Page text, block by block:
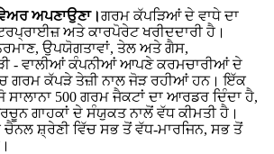
ਅਪਣਾਉਣਾ।ਗਰਮ ਕੱਪੜਿਆਂ ਦੇ ਵਾਧੇ ਦਾ
ਅਤੇ ਕਾਰਪੋਰੇਟ ਖਰੀਦਦਾਰੀ ਹੈ।
ਉਪਯੋਗਤਾਵਾਂ, ਤੇਲ ਅਤੇ ਗੈਸ,
- ਵਾਲੀਆਂ ਕੰਪਨੀਆਂ ਆਪਣੇ ਕਰਮਚਾਰੀਆਂ ਦੇ
ਗਰਮ ਕੱਪੜੇ ਤੇਜ਼ੀ ਨਾਲ ਜੋੜ ਰਹੀਆਂ ਹਨ। ਇੱਕ
500 ਗਰਮ ਜੈਕਟਾਂ ਦਾ ਆਰਡਰ ਦਿੰਦਾ ਹੈ,
ਗਾਹਕਾਂ ਦੇ ਸੰਯੁਕਤ ਨਾਲੋਂ ਵੱਧ ਕੀਮਤੀ ਹੈ।
ਸ਼੍ਰੇਣੀ ਵਿੱਚ ਸਭ ਤੋਂ ਵੱਧ-ਮਾਰਜਿਨ, ਸਭ ਤੋਂ